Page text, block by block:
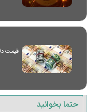
قیمت
حتما بخوانید